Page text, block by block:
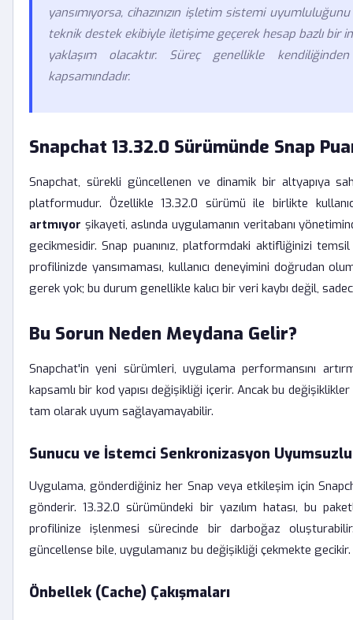
yansımıyorsa, cihazınızın işletim sistemi
teknik destek ekibiyle iletişime geçerek hesap bazlı bir
yaklaşım olacaktır. Süreç genellikle
kapsamındadır.
Snapchat 13.32.0 Sürümünde Snap
Snapchat, sürekli güncellenen ve dinamik bir altyapıya
platformudur. Özellikle 13.32.0 sürümü ile birlikte
artmıyor şikayeti, aslında uygulamanın veritabanı
gecikmesidir. Snap puanınız, platformdaki aktifliğinizi
profilinizde yansımaması, kullanıcı deneyimini doğrudan
gerek yok; bu durum genellikle kalıcı bir veri kaybı değil,
Bu Sorun Neden Meydana Gelir?
Snapchat'in yeni sürümleri, uygulama performansını
kapsamlı bir kod yapısı değişikliği içerir. Ancak bu
tam olarak uyum sağlayamayabilir.
Sunucu ve İstemci Senkronizasyon
Uygulama, gönderdiğiniz her Snap veya etkileşim için
gönderir. 13.32.0 sürümündeki bir yazılım hatası, bu
profilinize işlenmesi sürecinde bir darboğaz
güncellense bile, uygulamanız bu değişikliği çekmekte gecikir.
Önbellek (Cache) Çakışmaları